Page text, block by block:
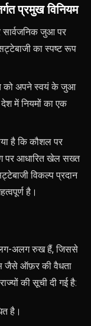
प्रमुख विनियम
जुआ पर
का स्पष्ट रूप
को अपने स्वयं के जुआ
में नियमों का एक
है कि कौशल पर
पर आधारित खेल सख्त
विकल्प प्रदान
है।
अलग रुख हैं, जिससे
जैसे ऑफ़र की वैधता
की सूची दी गई है:
है।